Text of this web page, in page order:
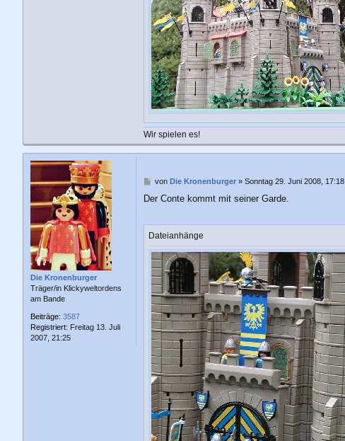
Wir spielen es!
Die Kronenburger
Träger/in Klickyweltordens
am Bande
Beiträge: 3587
Registriert: Freitag 13. Juli
2007, 21:25
B
i
r
a
g
von Die Kronenburger» Sonntag 29. Juni 2008, 17:18
Der Conte kommt mit seiner Garde.
Dateianhänge